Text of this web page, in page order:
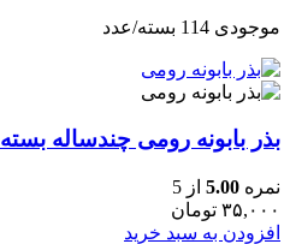
موجودی 114 بسته/عدد
بذر بابونه رومی چندساله بسته 200 عددی
نمره 5.00 از 5
۳۵,۰۰۰ تومان
افزودن به سبد خرید